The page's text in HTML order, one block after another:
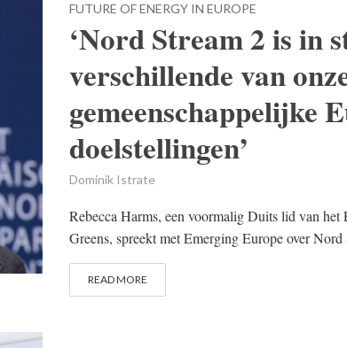
FUTURE OF ENERGY IN EUROPE
‘Nord Stream 2 is in
verschillende van
gemeenschappelijke
doelstellingen’
Dominik Istrate
Rebecca Harms, een voormalig Duits lid van het
Greens, spreekt met Emerging Europe over
READ MORE